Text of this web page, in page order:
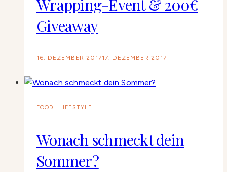
Wrapping-Event & 200€
Giveaway
16. DEZEMBER 201717. DEZEMBER 2017
FOOD LIFESTYLE
Wonach schmeckt dein
Sommer?